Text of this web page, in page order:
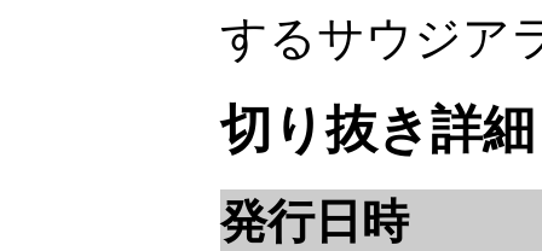
するサウジア
切り抜き詳細
発行日時